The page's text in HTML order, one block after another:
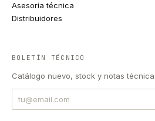
Asesoría técnica
Distribuidores
BOLETÍN TÉCNICO
Catálogo nuevo, stock y notas